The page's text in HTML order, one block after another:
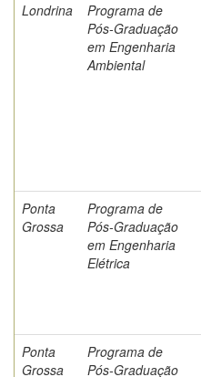
Londrina
Programa de
Pós-Graduação
em Engenharia
Ambiental
Ponta
Grossa
Programa de
Pós-Graduação
em Engenharia
Elétrica
Ponta
Grossa
Programa de
Pós-Graduação